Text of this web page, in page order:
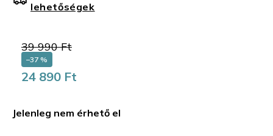
39 990 Ft
–37 %
24 890 Ft
Jelenleg nem érhető el
lehetőségek